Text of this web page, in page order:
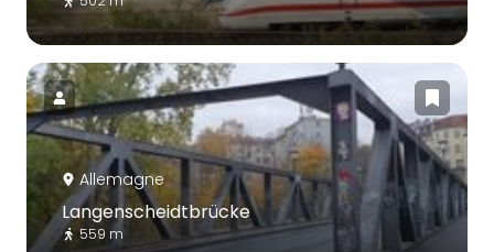
Allemagne
Langenscheidtbrücke
559 m